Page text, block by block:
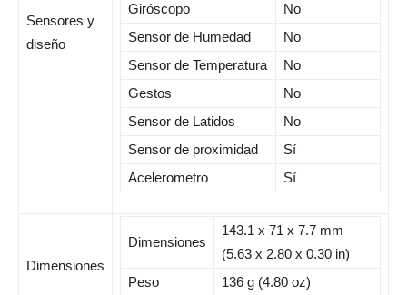
Sensores y
diseño
Giróscopo
No
Sensor de Humedad
No
Sensor de Temperatura
No
Gestos
No
Sensor de Latidos
No
Sensor de proximidad
Sí
Acelerometro
Sí
Dimensiones
Dimensiones
143.1 x 71 x 7.7 mm
(5.63 x 2.80 x 0.30 in)
Peso
136 g (4.80 oz)